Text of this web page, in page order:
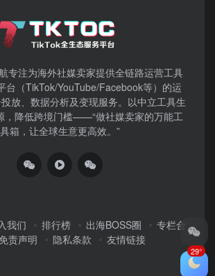
专注为海外社媒卖家提供全链路运营工具
台（TikTok/YouTube/Facebook等）​的运
放、数据分析及变现服务。以中立工具生
，降低跨境门槛——“做社媒卖家的万能工
具箱，让全球生意更高效。”
我们 排行榜 出海BOSS圈
专栏合
免责声明 隐私条款 友情链接
29°